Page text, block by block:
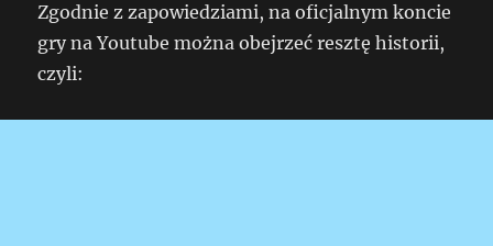
Zgodnie z zapowiedziami, na oficjalnym koncie
gry na Youtube można obejrzeć resztę historii,
czyli: